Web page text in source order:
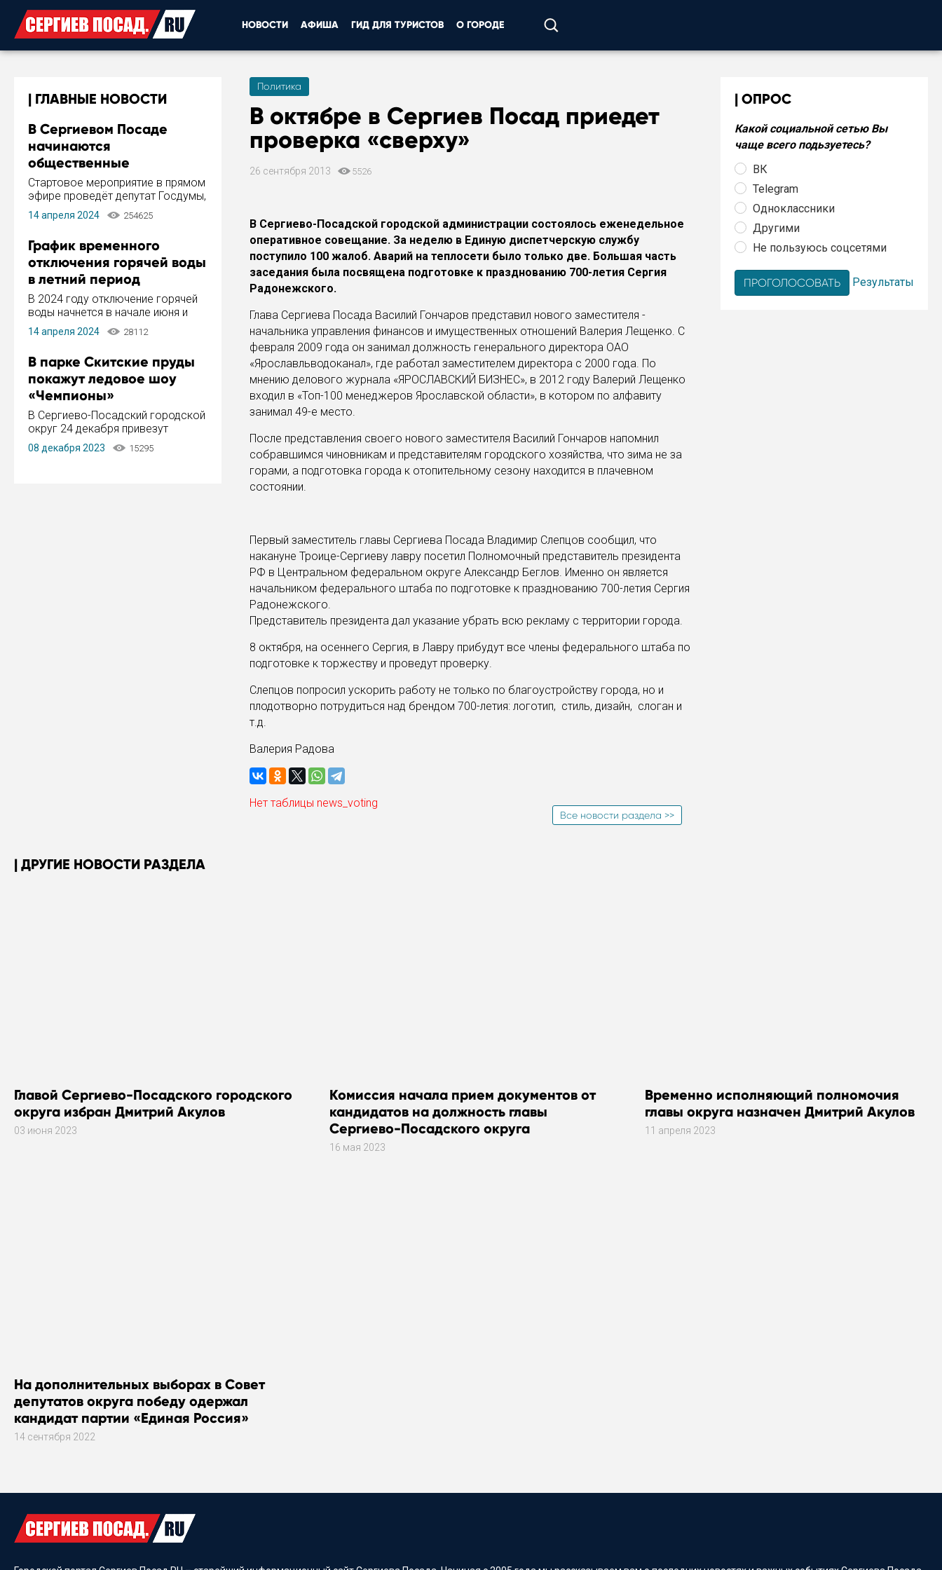
НОВОСТИ АФИША ГИД ДЛЯ ТУРИСТОВ О ГОРОДЕ
ГЛАВНЫЕ НОВОСТИ
В Сергиевом Посаде
начинаются
общественные
обсуждения Стратегии
развития города
Стартовое мероприятие в прямом
эфире проведёт депутат Госдумы,
инициатор и автор Концепции
развития Сергиева Посада и
Пахомов.
14 апреля 2024 254625
График временного
отключения горячей воды
в летний период
В 2024 году отключение горячей
воды начнется в начале июня и
завершится в конце августа.
Период отключения составит не
14 апреля 2024 28112
В парке Скитские пруды
покажут ледовое шоу
«Чемпионы»
В Сергиево-Посадский городской
округ 24 декабря привезут
ледовый тур «Чемпионы»
заслуженного мастера спорта,
08 декабря 2023 15295
Политика
В октябре в Сергиев Посад приедет
проверка «сверху»
26 сентября 2013 5526
В Сергиево-Посадской городской администрации состоялось еженедельное
оперативное совещание. За неделю в Единую диспетчерскую службу
поступило 100 жалоб. Аварий на теплосети было только две. Большая часть
заседания была посвящена подготовке к празднованию 700-летия Сергия
Радонежского.
Глава Сергиева Посада Василий Гончаров представил нового заместителя -
начальника управления финансов и имущественных отношений Валерия Лещенко. С
февраля 2009 года он занимал должность генерального директора ОАО
«Ярославльводоканал», где работал заместителем директора с 2000 года. По
мнению делового журнала «ЯРОСЛАВСКИЙ БИЗНЕС», в 2012 году Валерий Лещенко
входил в «Топ-100 менеджеров Ярославской области», в котором по алфавиту
занимал 49-е место.
После представления своего нового заместителя Василий Гончаров напомнил
собравшимся чиновникам и представителям городского хозяйства, что зима не за
горами, а подготовка города к отопительному сезону находится в плачевном
состоянии.
Первый заместитель главы Сергиева Посада Владимир Слепцов сообщил, что
накануне Троице-Сергиеву лавру посетил Полномочный представитель президента
РФ в Центральном федеральном округе Александр Беглов. Именно он является
начальником федерального штаба по подготовке к празднованию 700-летия Сергия
Радонежского.
Представитель президента дал указание убрать всю рекламу с территории города.
8 октября, на осеннего Сергия, в Лавру прибудут все члены федерального штаба по
подготовке к торжеству и проведут проверку.
Слепцов попросил ускорить работу не только по благоустройству города, но и
плодотворно потрудиться над брендом 700-летия: логотип, стиль, дизайн, слоган и
т.д.
Валерия Радова
Нет таблицы news_voting
Все новости раздела >>
ОПРОС
Какой социальной сетью Вы
чаще всего подьзуетесь?
ВК
Telegram
Одноклассники
Другими
Не пользуюсь соцсетями
Результаты
ДРУГИЕ НОВОСТИ РАЗДЕЛА
Главой Сергиево-Посадского городского
округа избран Дмитрий Акулов
03 июня 2023
Комиссия начала прием документов от
кандидатов на должность главы
Сергиево-Посадского округа
16 мая 2023
Временно исполняющий полномочия
главы округа назначен Дмитрий Акулов
11 апреля 2023
На дополнительных выборах в Совет
депутатов округа победу одержал
кандидат партии «Единая Россия»
14 сентября 2022